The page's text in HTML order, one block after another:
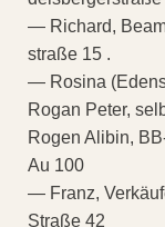
— Richard,
straße 15 .
— Rosina
Rogan Peter,
Rogen Alibin,
Au 100
— Franz,
Straße 42